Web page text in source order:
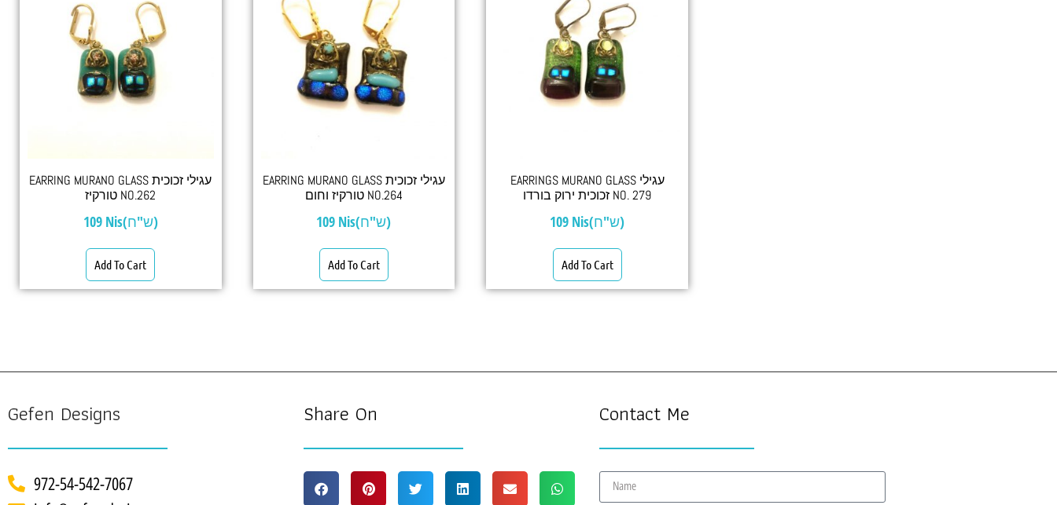
EARRING MURANO GLASS עגילי זכוכית
טורקיז NO.262
109 Nis(ש"ח)
Add To Cart
EARRING MURANO GLASS עגילי זכוכית
טורקיז וחום NO.264
109 Nis(ש"ח)
Add To Cart
EARRINGS MURANO GLASS עגילי
זכוכית ירוק בורדו NO. 279
109 Nis(ש"ח)
Add To Cart
Gefen Designs
972-54-542-7067
Share On Contact Me